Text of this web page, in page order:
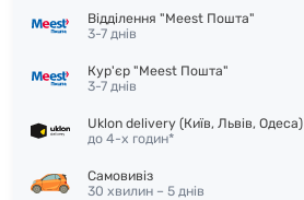
Відділення "Meest Пошта"
3-7 днів
Кур'єр "Meest Пошта"
3-7 днів
Uklon delivery (Київ, Львів, Одеса)
до 4-х годин*
Самовивіз
30 хвилин – 5 днів